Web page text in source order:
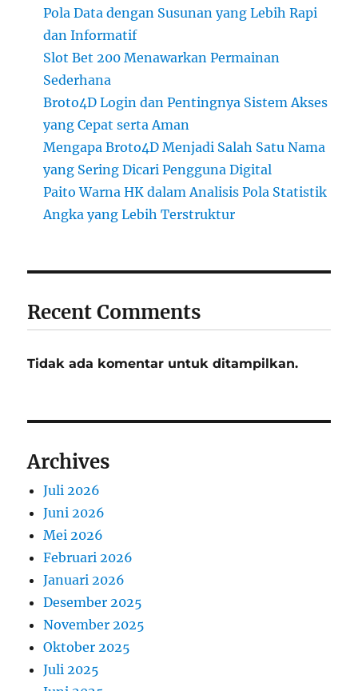
Pola Data dengan Susunan yang Lebih Rapi
dan Informatif
Slot Bet 200 Menawarkan Permainan
Sederhana
Broto4D Login dan Pentingnya Sistem Akses
yang Cepat serta Aman
Mengapa Broto4D Menjadi Salah Satu Nama
yang Sering Dicari Pengguna Digital
Paito Warna HK dalam Analisis Pola Statistik
Angka yang Lebih Terstruktur
Recent Comments
Tidak ada komentar untuk ditampilkan.
Archives
Juli 2026
Juni 2026
Mei 2026
Februari 2026
Januari 2026
Desember 2025
November 2025
Oktober 2025
Juli 2025